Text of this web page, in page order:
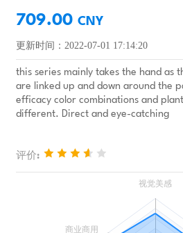
709.00 CNY
更新时间：2022-07-01 17:14:20
this series mainly takes the hand as
are linked up and down around the
efficacy color combinations and
different. Direct and eye-catching
评价: